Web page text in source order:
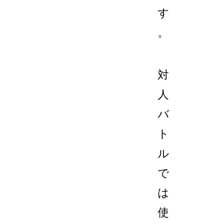
す
。
対
人
バ
ト
ル
で
は
使